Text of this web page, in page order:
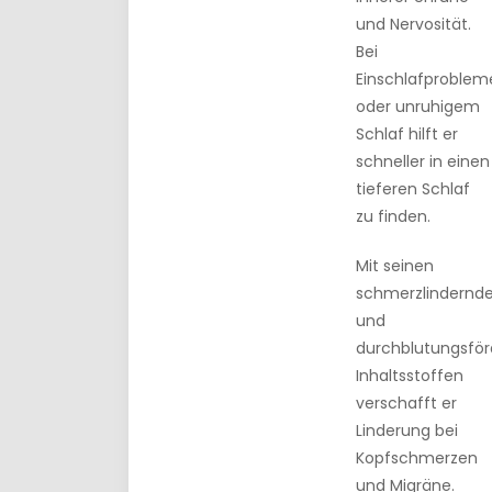
und Nervosität.
Bei
oder unruhigem
Schlaf hilft er
schneller in einen
tieferen Schlaf
zu finden.
Mit seinen
und
Inhaltsstoffen
verschafft er
Linderung bei
Kopfschmerzen
und Migräne.